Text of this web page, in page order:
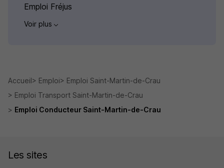
Emploi Fréjus
Voir plus
Accueil Emploi
Emploi Saint-Martin-de-Crau
Emploi Transport Saint-Martin-de-Crau
Emploi Conducteur Saint-Martin-de-Crau
Les sites